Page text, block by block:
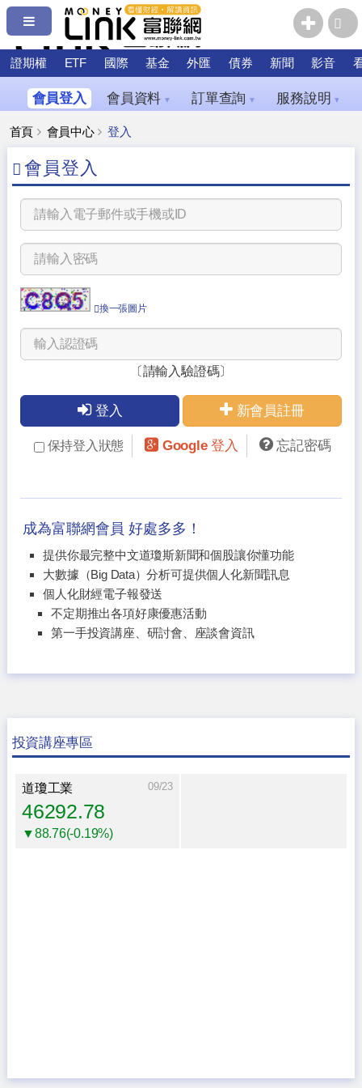
證期權 ETF 國際 基金 外匯 債券 新聞 影音
會員登入 會員資料 ▼ 訂單查詢 ▼ 服務說明 ▼
首頁 會員中心 登入
會員登入
換一張圖片
〔請輸入驗證碼〕
登入 新會員註冊
保持登入狀態 Google 登入 忘記密碼
成為富聯網會員 好處多多！
提供你最完整中文道瓊斯新聞和個股讓你懂功能
大數據（Big Data）分析可提供個人化新聞訊息
個人化財經電子報發送
不定期推出各項好康優惠活動
第一手投資講座、研討會、座談會資訊
投資講座專區
道瓊工業 09/23
46292.78
▼88.76(-0.19%)